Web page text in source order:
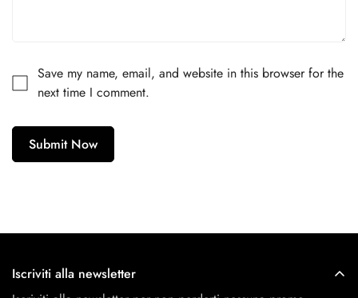
Save my name, email, and website in this browser for the
next time I comment.
Submit Now
Iscriviti alla newsletter